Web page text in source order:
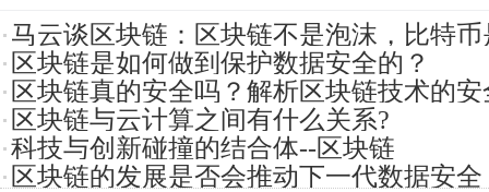
马云谈区块链：区块链不是泡沫，比特币
区块链是如何做到保护数据安全的？
区块链真的安全吗？解析区块链技术的安
区块链与云计算之间有什么关系?
科技与创新碰撞的结合体--区块链
区块链的发展是否会推动下一代数据安全